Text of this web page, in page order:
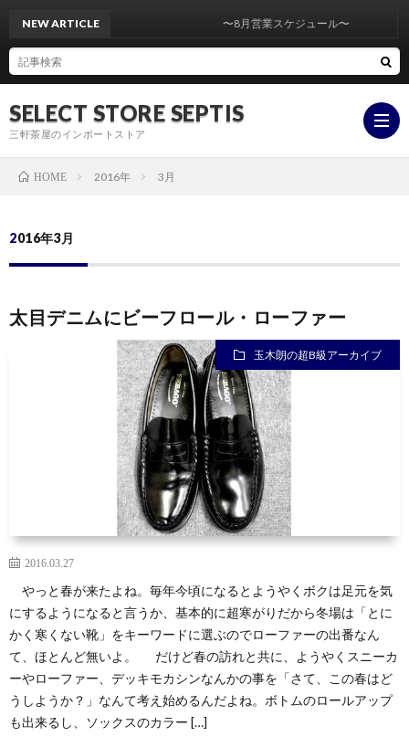
SELECT STORE SEPTIS
三軒茶屋のインポートストア
NEW ARTICLE 〜8月営業スケジュール〜
HOME 2016年 3月
2016年3月
太目デニムにビーフロール・ローファー
玉木朗の超B級アーカイブ
2016.03.27
やっと春が来たよね。毎年今頃になるとようやくボクは足元を気
にするようになると言うか、基本的に超寒がりだから冬場は「とに
かく寒くない靴」をキーワードに選ぶのでローファーの出番なん
て、ほとんど無いよ。 だけど春の訪れと共に、ようやくスニーカ
ーやローファー、デッキモカシンなんかの事を「さて、この春はど
うしようか？」なんて考え始めるんだよね。ボトムのロールアップ
も出来るし、ソックスのカラー […]